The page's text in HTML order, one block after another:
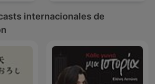
internacionales de